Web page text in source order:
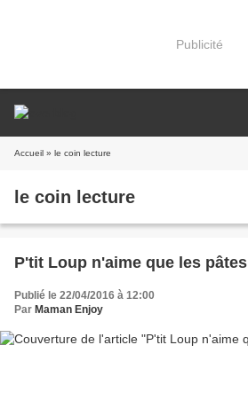
Publicité
Accueil » le coin lecture
le coin lecture
P'tit Loup n'aime que les pâtes
Publié le 22/04/2016 à 12:00
Par Maman Enjoy